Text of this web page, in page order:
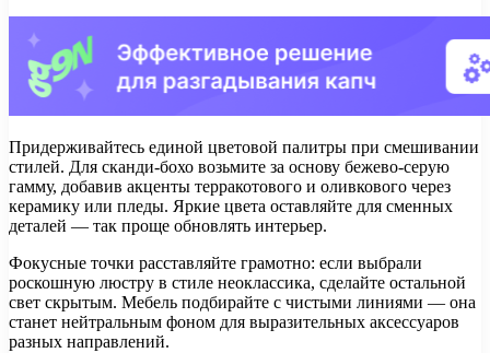
Придерживайтесь единой цветовой палитры при смешивании
стилей. Для сканди-бохо возьмите за основу бежево-серую
гамму, добавив акценты терракотового и оливкового через
керамику или пледы. Яркие цвета оставляйте для сменных
деталей — так проще обновлять интерьер.
Фокусные точки расставляйте грамотно: если выбрали
роскошную люстру в стиле неоклассика, сделайте остальной
свет скрытым. Мебель подбирайте с чистыми линиями — она
станет нейтральным фоном для выразительных аксессуаров
разных направлений.